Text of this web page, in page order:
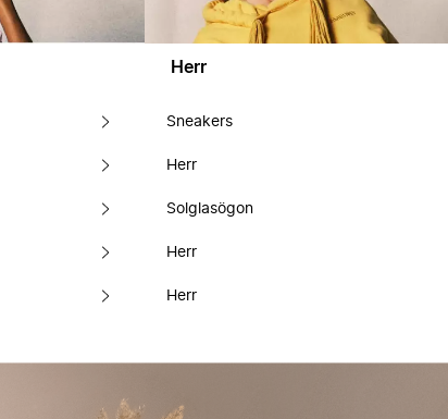
Herr
Sneakers
Herr
Solglasögon
Herr
Herr